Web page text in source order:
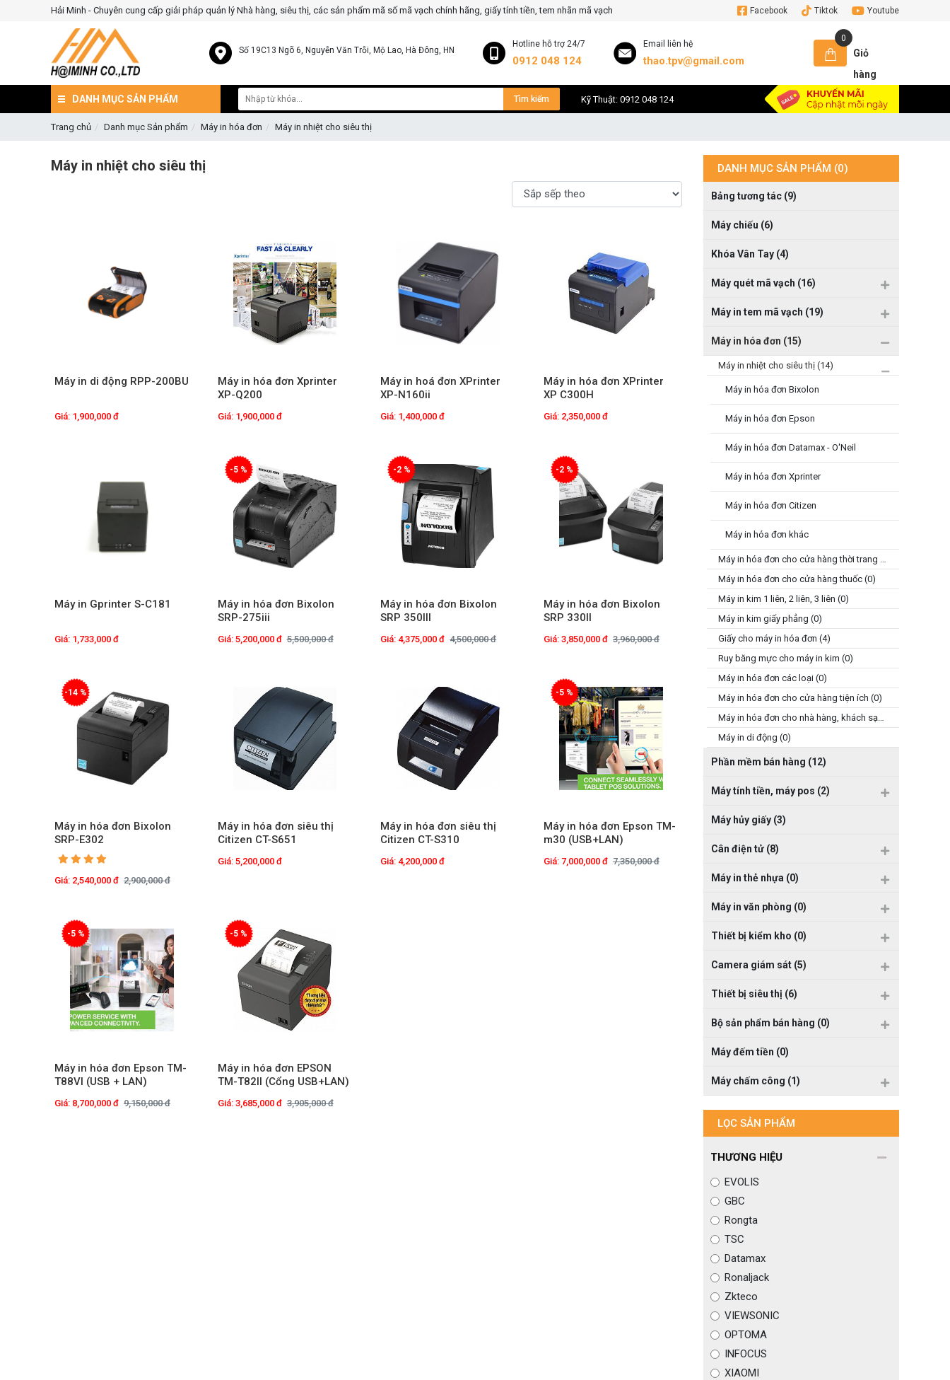
Hải Minh - Chuyên cung cấp giải pháp quản lý Nhà hàng, siêu thị, các sản phẩm mã số mã vạch chính hãng, giấy tính tiền, tem nhãn mã vạch Facebook Tiktok Youtube
Số 19C13 Ngõ 6, Nguyễn Văn Trỗi, Mộ Lao, Hà Đông, HN
Hotline hỗ trợ 24/7
0912 048 124
Email liên hệ
thao.tpv@gmail.com
0
Giỏ
hàng
DANH MỤC SẢN PHẨM Tìm kiếm Kỹ Thuật: 0912 048 124
Trang chủ Danh mục Sản phẩm Máy in hóa đơn Máy in nhiệt cho siêu thị
Máy in nhiệt cho siêu thị
Máy in di động RPP-200BU
Giá: 1,900,000 đ
Máy in hóa đơn Xprinter
XP-Q200
Giá: 1,900,000 đ
Máy in hoá đơn XPrinter
XP-N160ii
Giá: 1,400,000 đ
Máy in hóa đơn XPrinter
XP C300H
Giá: 2,350,000 đ
Máy in Gprinter S-C181
Giá: 1,733,000 đ
-5 %
Máy in hóa đơn Bixolon
SRP-275iii
Giá: 5,200,000 đ 5,500,000 đ
-2 %
Máy in hóa đơn Bixolon
SRP 350III
Giá: 4,375,000 đ 4,500,000 đ
-2 %
Máy in hóa đơn Bixolon
SRP 330II
Giá: 3,850,000 đ 3,960,000 đ
-14 %
Máy in hóa đơn Bixolon
SRP-E302
Giá: 2,540,000 đ 2,900,000 đ
Máy in hóa đơn siêu thị
Citizen CT-S651
Giá: 5,200,000 đ
Máy in hóa đơn siêu thị
Citizen CT-S310
Giá: 4,200,000 đ
-5 %
Máy in hóa đơn Epson TM-
m30 (USB+LAN)
Giá: 7,000,000 đ 7,350,000 đ
-5 %
Máy in hóa đơn Epson TM-
T88VI (USB + LAN)
Giá: 8,700,000 đ 9,150,000 đ
-5 %
Máy in hóa đơn EPSON
TM-T82II (Cổng USB+LAN)
Giá: 3,685,000 đ 3,905,000 đ
DANH MỤC SẢN PHẨM (0)
Bảng tương tác (9)
Máy chiếu (6)
Khóa Vân Tay (4)
Máy quét mã vạch (16)
Máy in tem mã vạch (19)
Máy in hóa đơn (15)
Máy in nhiệt cho siêu thị (14)
Máy in hóa đơn Bixolon
Máy in hóa đơn Epson
Máy in hóa đơn Datamax - O'Neil
Máy in hóa đơn Xprinter
Máy in hóa đơn Citizen
Máy in hóa đơn khác
Máy in hóa đơn cho cửa hàng thời trang (0)
Máy in hóa đơn cho cửa hàng thuốc (0)
Máy in kim 1 liên, 2 liên, 3 liên (0)
Máy in kim giấy phẳng (0)
Giấy cho máy in hóa đơn (4)
Ruy băng mực cho máy in kim (0)
Máy in hóa đơn các loại (0)
Máy in hóa đơn cho cửa hàng tiện ích (0)
Máy in hóa đơn cho nhà hàng, khách sạn (0)
Máy in di động (0)
Phần mềm bán hàng (12)
Máy tính tiền, máy pos (2)
Máy hủy giấy (3)
Cân điện tử (8)
Máy in thẻ nhựa (0)
Máy in văn phòng (0)
Thiết bị kiểm kho (0)
Camera giám sát (5)
Thiết bị siêu thị (6)
Bộ sản phẩm bán hàng (0)
Máy đếm tiền (0)
Máy chấm công (1)
LỌC SẢN PHẨM
THƯƠNG HIỆU
EVOLIS
GBC
Rongta
TSC
Datamax
Ronaljack
Zkteco
VIEWSONIC
OPTOMA
INFOCUS
XIAOMI